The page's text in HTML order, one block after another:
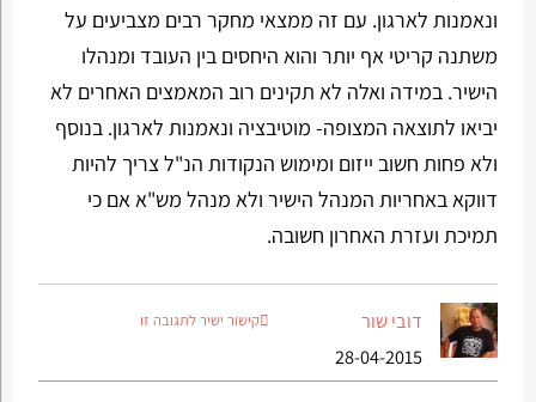
ונאמנות לארגון. עם זה ממצאי מחקר רבים מצביעים על
משתנה קריטי אף יותר והוא היחסים בין העובד ומנהלו
הישיר. במידה ואלה לא תקינים רוב המאמצים האחרים לא
יביאו לתוצאה המצופה- מוטיבציה ונאמנות לארגון. בנוסף
ולא פחות חשוב ייזום ומימוש הנקודות הנ"ל צריך להיות
דווקא באחריות המנהל הישיר ולא מנהל מש"א אם כי
תמיכת ועזרת האחרון חשובה.
דובי שור
28-04-2015
קישור ישיר לתגובה זו